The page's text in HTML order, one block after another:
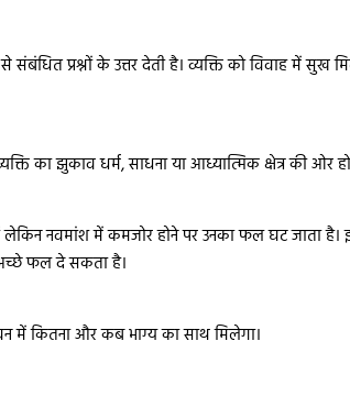
प्रश्नों के उत्तर देती है। व्यक्ति को विवाह में सुख
का झुकाव धर्म, साधना या आध्यात्मिक क्षेत्र की ओर
नवमांश में कमजोर होने पर उनका फल घट जाता है।
फल दे सकता है।
में कितना और कब भाग्य का साथ मिलेगा।